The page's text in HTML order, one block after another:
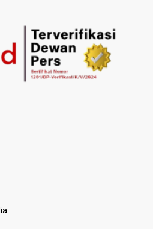
Ditangkap
Teknologi Face Recognition
di Gunung Bromo Capai 10
Laporan Kasus Penipuan
AI
Panel Surya Generasi Baru